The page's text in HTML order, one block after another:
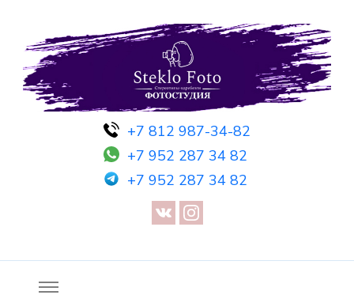
+7 812 987-34-82
+7 952 287 34 82
+7 952 287 34 82
Фотостудия SF
Фотосессия в студии СПб — Фотосессия в Санкт-Петербурге
— Предметная съемка — Невидимый манекен — Прозрачный
манекен — Сертификат на фотосессию